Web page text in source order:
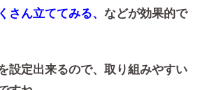
さん立ててみる、 などが効果的で
設定出来るので、取り組みやすい